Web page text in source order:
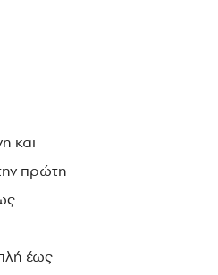
και
πρώτη
έως